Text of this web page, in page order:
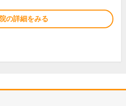
の詳細をみる